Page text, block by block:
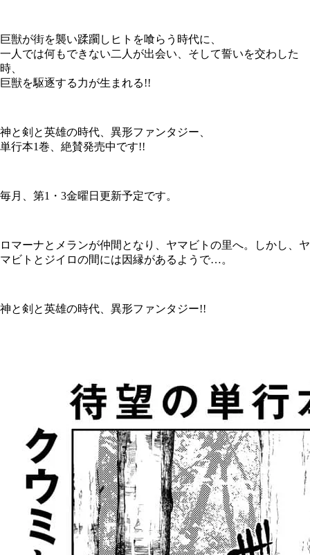
巨獣が街を襲い蹂躙しヒトを喰らう時代に、
一人では何もできない二人が出会い、そして誓いを交わした
時、
巨獣を駆逐する力が生まれる!!
神と剣と英雄の時代、異形ファンタジー、
単行本1巻、絶賛発売中です!!
毎月、第1・3金曜日更新予定です。
ロマーナとメランが仲間となり、ヤマビトの里へ。しかし、ヤ
マビトとジイロの間には因縁があるようで…。
神と剣と英雄の時代、異形ファンタジー!!